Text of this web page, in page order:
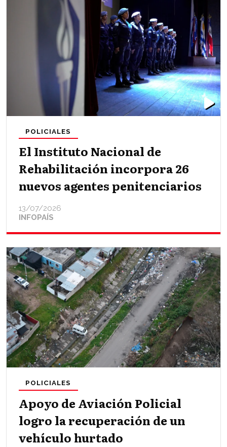
El Instituto Nacional de
Rehabilitación incorpora 26
nuevos agentes penitenciarios
INFOPAÍS
POLICIALES
13/07/2026
Apoyo de Aviación Policial
logro la recuperación de un
vehículo hurtado
POLICIALES